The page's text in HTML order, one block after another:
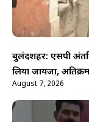
बुलंदशहर: एसपी
लिया जायजा,
August 7, 2026